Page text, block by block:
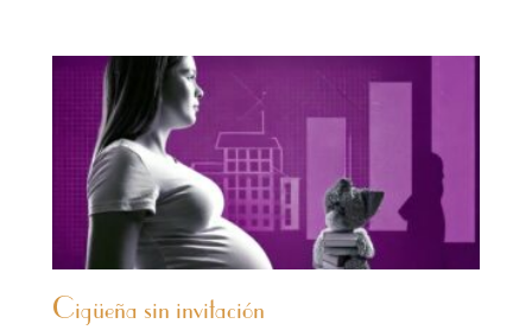
Cigüeña sin invitación